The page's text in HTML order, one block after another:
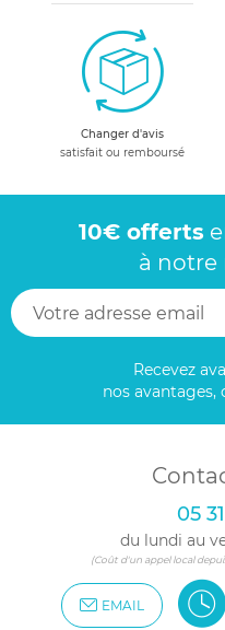
Changer d'avis
satisfait ou remboursé
10€ offerts
à notre
Recevez
nos avantages,
05
du lundi au
(Coût d'un appel local
EMAIL